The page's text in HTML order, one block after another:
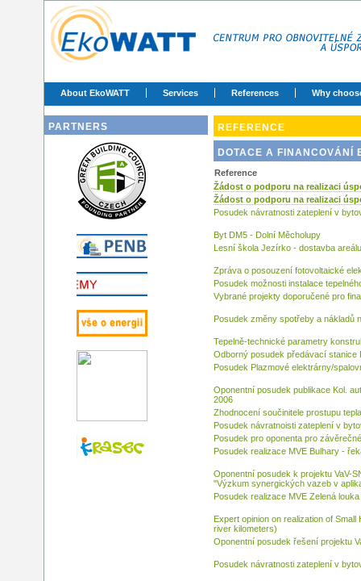
About EkoWATT Services References Why
PARTNERS REFERENCE
DOTACE A FINANCOVÁNÍ
Reference
Žádost o podporu na realizaci
Žádost o podporu na realizaci
Posudek návratnosti zateplení v
Byt DM5 - Dolní Měcholupy
Lesní škola Jezírko - dostavba areálu
Zpráva o posouzení fotovoltaické
Posudek možnosti instalace
Vybrané projekty doporučené pro
Posudek změny spotřeby a nákladů
Tepelně-technické parametry
Odborný posudek předávací stanice
Posudek Plazmové elektrárny/
Oponentní posudek publikace Kol.
2006
Zhodnocení součinitele prostupu
Posudek návratnoisti zateplení v
Posudek pro oponenta pro
Posudek realizace MVE Bulhary -
Oponentní posudek k projektu VaV-
"Výzkum synergických vazeb v
Posudek realizace MVE Zelená
Expert opinion on realization of
river kilometers)
Oponentní posudek řešení projektu
Posudek návratnosti zateplení v